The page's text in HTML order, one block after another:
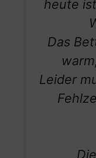
heute
Das
Leider